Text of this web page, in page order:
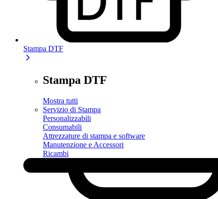
Stampa DTF
Stampa DTF
Mostra tutti
Servizio di Stampa
Personalizzabili
Consumabili
Attrezzature di stampa e software
Manutenzione e Accessori
Ricambi